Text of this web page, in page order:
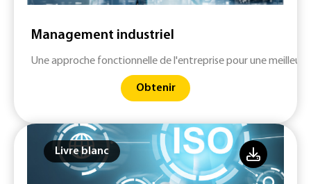
Management industriel
Une approche fonctionnelle de l'entreprise pour une
Obtenir
Livre blanc